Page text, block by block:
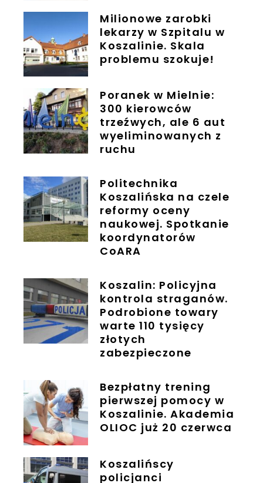
Milionowe zarobki
lekarzy w Szpitalu w
Koszalinie. Skala
problemu szokuje!
Poranek w Mielnie:
300 kierowców
trzeźwych, ale 6 aut
wyeliminowanych z
ruchu
Politechnika
Koszalińska na czele
reformy oceny
naukowej. Spotkanie
koordynatorów
CoARA
Koszalin: Policyjna
kontrola straganów.
Podrobione towary
warte 110 tysięcy
złotych
zabezpieczone
Bezpłatny trening
pierwszej pomocy w
Koszalinie. Akademia
OLIOC już 20 czerwca
Koszalińscy
policjanci